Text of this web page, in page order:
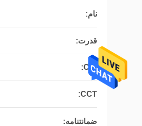
نام:
قدرت:
CRI:
CCT:
ضمانتنامه: